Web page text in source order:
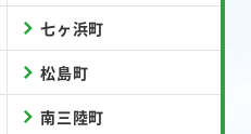
七ヶ浜町
松島町
南三陸町